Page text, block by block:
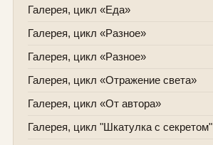
Галерея, цикл «Еда»
Галерея, цикл «Разное»
Галерея, цикл «Разное»
Галерея, цикл «Отражение света»
Галерея, цикл «От автора»
Галерея, цикл "Шкатулка с секретом"